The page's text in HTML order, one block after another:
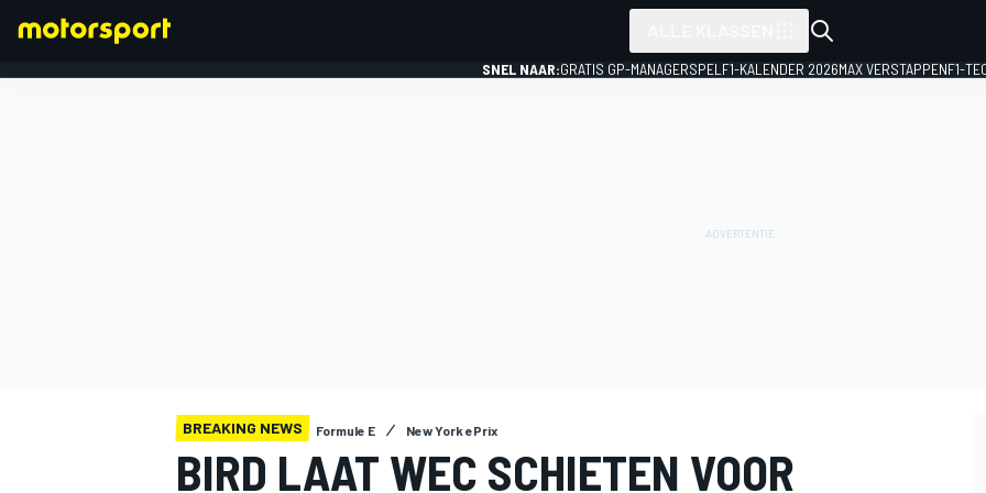
SNEL NAAR:GRATIS GP-MANAGERSPEL F1-KALENDER 2026MAX VERSTAPPENF1-
BREAKING NEWS Formule E New York ePrix
BIRD LAAT WEC SCHIETEN VOOR